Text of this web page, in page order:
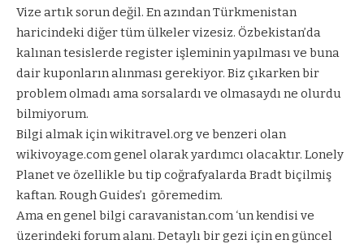
Vize artık sorun değil. En azından Türkmenistan
haricindeki diğer tüm ülkeler vizesiz. Özbekistan’da
kalınan tesislerde register işleminin yapılması ve buna
dair kuponların alınması gerekiyor. Biz çıkarken bir
problem olmadı ama sorsalardı ve olmasaydı ne olurdu
bilmiyorum.
Bilgi almak için wikitravel.org ve benzeri olan
wikivoyage.com genel olarak yardımcı olacaktır. Lonely
Planet ve özellikle bu tip coğrafyalarda Bradt biçilmiş
kaftan. Rough Guides’ı göremedim.
Ama en genel bilgi caravanistan.com ‘un kendisi ve
üzerindeki forum alanı. Detaylı bir gezi için en güncel